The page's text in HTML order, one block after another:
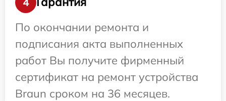
По окончании ремонта и
подписания акта выполненных
работ Вы получите фирменный
сертификат на ремонт устройства
Braun сроком на 36 месяцев.